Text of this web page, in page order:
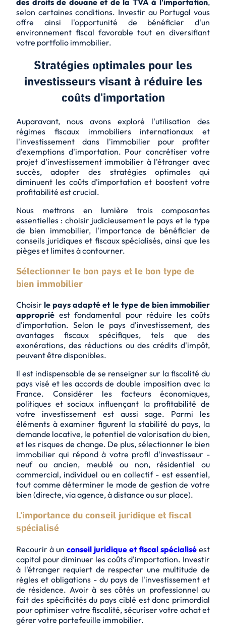
des droits de douane et de la TVA à l'importation,
selon certaines conditions. Investir au Portugal vous
offre ainsi l'opportunité de bénéficier d'un
environnement fiscal favorable tout en diversifiant
votre portfolio immobilier.
Stratégies optimales pour les
investisseurs visant à réduire les
coûts d'importation
Auparavant, nous avons exploré l'utilisation des
régimes fiscaux immobiliers internationaux et
l'investissement dans l'immobilier pour profiter
d'exemptions d'importation. Pour concrétiser votre
projet d'investissement immobilier à l'étranger avec
succès, adopter des stratégies optimales qui
diminuent les coûts d'importation et boostent votre
profitabilité est crucial.
Nous mettrons en lumière trois composantes
essentielles : choisir judicieusement le pays et le type
de bien immobilier, l'importance de bénéficier de
conseils juridiques et fiscaux spécialisés, ainsi que les
pièges et limites à contourner.
Sélectionner le bon pays et le bon type de
bien immobilier
Choisirle pays adapté et le type de bien immobilier
approprié est fondamental pour réduire les coûts
d'importation. Selon le pays d'investissement, des
avantages fiscaux spécifiques, tels que des
exonérations, des réductions ou des créditsd'impôt,
peuvent être disponibles.
Il est indispensable de se renseigner sur la fiscalité du
pays visé et les accords de double imposition avec la
France. Considérer les facteurs économiques,
politiques et sociaux influençant la profitabilité de
votre investissement est aussi sage. Parmi les
éléments à examiner figurent la stabilité du pays, la
demande locative, le potentiel de valorisation du bien,
et les risques de change. De plus, sélectionner le bien
immobilier qui répond à votre profil d'investisseur -
neuf ou ancien, meublé ou non, résidentiel ou
commercial, individuel ou en collectif - est essentiel,
tout comme déterminer le mode de gestion de votre
bien (directe, via agence, à distance ou sur place).
L'importance du conseil juridique et fiscal
spécialisé
Recourir à un conseil juridique et fiscal spécialisé est
capital pour diminuer les coûts d'importation. Investir
à l'étranger requiert de respecter une multitude de
règles et obligations - du pays de l'investissement et
de résidence. Avoir à ses côtés un professionnel au
fait des spécificités du pays ciblé est donc primordial
pour optimiser votre fiscalité, sécuriser votre achat et
gérer votre portefeuille immobilier.